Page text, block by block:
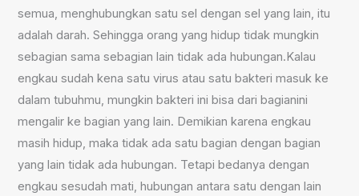
semua, menghubungkan satu sel dengan sel yang lain, itu
adalah darah. Sehingga orang yang hidup tidak mungkin
sebagian sama sebagian lain tidak ada hubungan.Kalau
engkau sudah kena satu virus atau satu bakteri masuk ke
dalam tubuhmu, mungkin bakteri ini bisa dari bagianini
mengalir ke bagian yang lain. Demikian karena engkau
masih hidup, maka tidak ada satu bagian dengan bagian
yang lain tidak ada hubungan. Tetapi bedanya dengan
engkau sesudah mati, hubungan antara satu dengan lain